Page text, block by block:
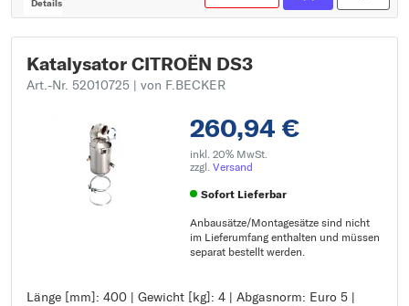
Details
Katalysator CITROËN DS3
Art.-Nr. 52010725 | von F.BECKER
260,94 €
inkl. 20% MwSt.
zzgl. Versand
Sofort Lieferbar
Anbausätze/Montagesätze sind nicht
im Lieferumfang enthalten und müssen
separat bestellt werden.
Länge [mm]: 400 | Gewicht [kg]: 4 | Abgasnorm: Euro 5 |
Länge [mm]: 400